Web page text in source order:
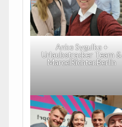
Anke Sygulka +
Urlaubstracker Team &
MarcelRichter.Berlin